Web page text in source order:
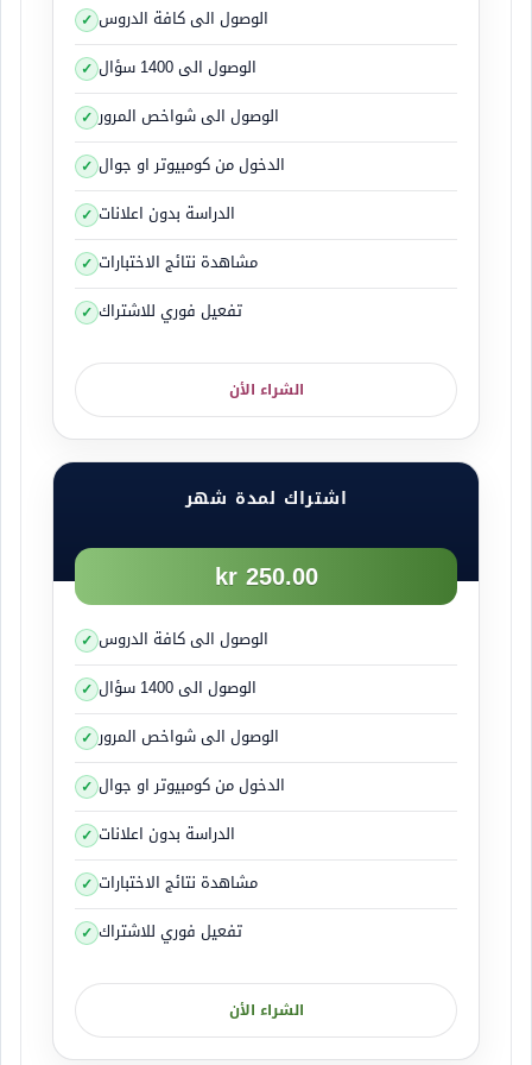
زيت نظام الفرملة
صورة الغطاء
استبداله كل عامين أو أكثر بقليل، أو حينما تقود السيارة
مسافة معينة ، لكن يمكنك أيضا الأخذ بنصيحة مركز
الصيانة الذي يكشف على سيارتك لكي يطلعك على
مدة الإستخدام الخاصة بزيت الفرامل ومتى يجب تغييره .
يجب تغيير زيت الفرامل بأنتظام لانه مع الوقت الزيت
يسحب الى داخله ماء وبذلك تقل درجة غليانه .
زيت الهيدروليك
صورة الغطاء
زيت نظام الهيدرويك يجعل التحكم بالمقود أسهل وهو
ما أعطى السائق مزيداً من الراحه اثناء القياده فباتت
اليوم جميع شركات السيارات تسعى لتزويد مركباتها
القيادة بسهولة تامة .
الوصول الى كافة الدروس
الوصول الى 1400 سؤال
الوصول الى شواخص المرور
الدخول من كومبيوتر او جوال
الدراسة بدون اعلانات
مشاهدة نتائج الاختبارات
تفعيل فوري للاشتراك
الشراء الأن
اشتراك لمدة شهر
250.00 kr
الوصول الى كافة الدروس
الوصول الى 1400 سؤال
الوصول الى شواخص المرور
الدخول من كومبيوتر او جوال
الدراسة بدون اعلانات
مشاهدة نتائج الاختبارات
تفعيل فوري للاشتراك
الشراء الأن